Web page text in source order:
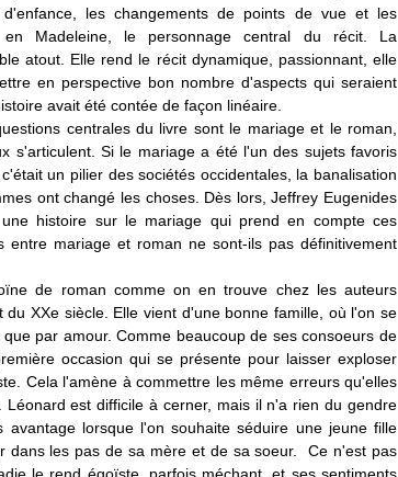
les changements de points de vue et les
en Madeleine, le personnage central du récit. La
atout. Elle rend le récit dynamique, passionnant, elle
en perspective bon nombre d'aspects qui seraient
avait été contée de façon linéaire.
centrales du livre sont le mariage et le roman,
s'articulent. Si le mariage a été l'un des sujets favoris
un pilier des sociétés occidentales, la banalisation
ont changé les choses. Dès lors, Jeffrey Eugenides
histoire sur le mariage qui prend en compte ces
entre mariage et roman ne sont-ils pas définitivement
de roman comme on en trouve chez les auteurs
XXe siècle. Elle vient d'une bonne famille, où l'on se
par amour. Comme beaucoup de ses consoeurs de
occasion qui se présente pour laisser exploser
Cela l'amène à commettre les même erreurs qu'elles
est difficile à cerner, mais il n'a rien du gendre
lorsque l'on souhaite séduire une jeune fille
dans les pas de sa mère et de sa soeur. Ce n'est pas